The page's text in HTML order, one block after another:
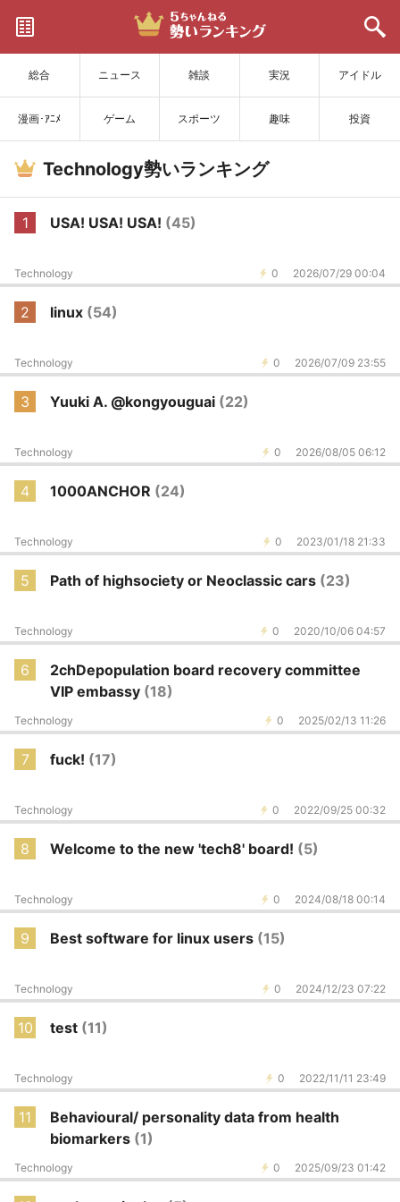
総合 ニュース 雑談 実況 アイドル
漫画･ｱﾆﾒ ゲーム スポーツ 趣味 投資
サイトを更新
Technology勢いランキング
1 USA! USA! USA! (45)
0 2026/07/29 00:04
Technology
2 linux (54)
0 2026/07/09 23:55
Technology
3 Yuuki A. @kongyouguai (22)
0 2026/08/05 06:12
Technology
4 1000ANCHOR (24)
0 2023/01/18 21:33
Technology
5 Path of highsociety or Neoclassic cars (23)
0 2020/10/06 04:57
Technology
6
2chDepopulation board recovery committee
VIP embassy (18)
0 2025/02/13 11:26
Technology
7 fuck! (17)
0 2022/09/25 00:32
Technology
8 Welcome to the new 'tech8' board! (5)
0 2024/08/18 00:14
Technology
9 Best software for linux users (15)
0 2024/12/23 07:22
Technology
10 test (11)
0 2022/11/11 23:49
Technology
11
Behavioural/ personality data from health
biomarkers (1)
0 2025/09/23 01:42
Technology